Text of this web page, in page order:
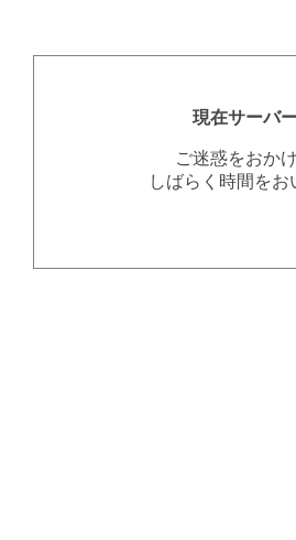
現在サーバ
ご迷惑をおか
しばらく時間を